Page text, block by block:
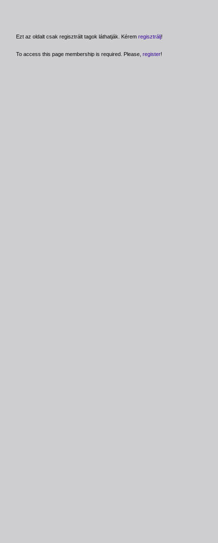
Ezt az oldalt csak regisztrált tagok láthatják. Kérem regisztrálj!
To access this page membership is required. Please, register!